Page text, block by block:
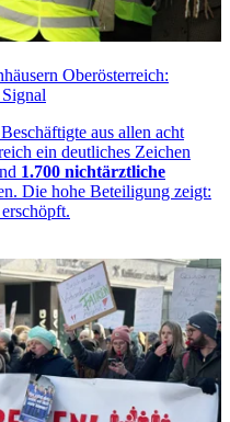
Oberösterreich:
aus allen acht
ein deutliches Zeichen
1.700 nichtärztliche
Die hohe Beteiligung zeigt: